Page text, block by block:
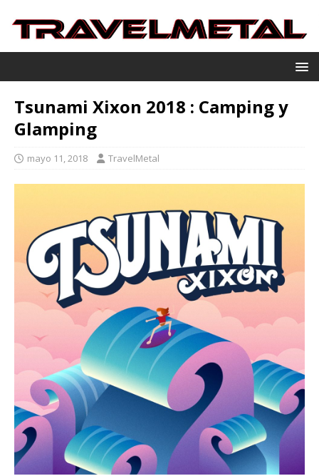
Tsunami Xixon 2018 : Camping y
Glamping
mayo 11, 2018 TravelMetal